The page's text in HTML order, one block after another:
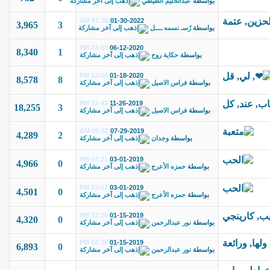
01-30-2022
07:38 AM
بواسطةرُسـ نسمه ــــل 3
3,965
06-12-2020
03:53 PM
بواسطة حكاية روح 1
8,340
01-18-2020
02:04 PM
بواسطة فراس الاصيل 8
8,578
11-26-2019
02:43 PM
بواسطة فراس الاصيل 3
18,255
07-29-2019
09:52 AM
بواسطة وجدان 2
4,289
03-01-2019
04:21 PM
بواسطة حمزه الأعرج 0
4,966
03-01-2019
03:57 PM
بواسطة حمزه الأعرج 0
4,501
01-15-2019
03:00 PM
بواسطة نور عبدالرحمن 0
4,320
01-15-2019
02:36 PM
بواسطة نور عبدالرحمن 0
6,893